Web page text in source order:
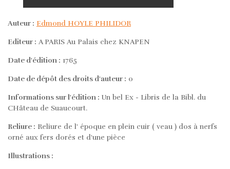
Auteur : Edmond HOYLE PHILIDOR
Editeur : A PARIS Au Palais chez KNAPEN
Date d'édition : 1765
Date de dépôt des droits d'auteur : 0
Informations sur l'édition : Un bel Ex - Libris de la Bibl. du
CHâteau de Suaucourt.
Reliure : Reliure de l' époque en plein cuir ( veau ) dos à nerfs
orné aux fers dorés et d'une pièce
Illustrations :